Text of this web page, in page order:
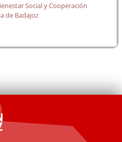
Social y Cooperación
de Badajoz